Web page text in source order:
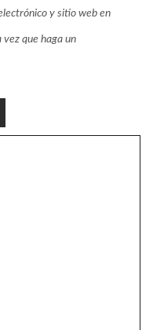
y sitio web en
que haga un